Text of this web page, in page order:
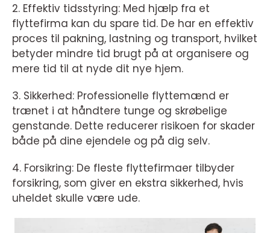
2. Effektiv tidsstyring: Med hjælp fra et
flyttefirma kan du spare tid. De har en effektiv
proces til pakning, lastning og transport, hvilket
betyder mindre tid brugt på at organisere og
mere tid til at nyde dit nye hjem.
3. Sikkerhed: Professionelle flyttemænd er
trænet i at håndtere tunge og skrøbelige
genstande. Dette reducerer risikoen for skader
både på dine ejendele og på dig selv.
4. Forsikring: De fleste flyttefirmaer tilbyder
forsikring, som giver en ekstra sikkerhed, hvis
uheldet skulle være ude.